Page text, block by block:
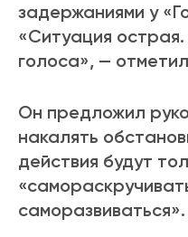
задержаниями у
«Ситуация
голоса», —
Он предложил
накалять
действия будут
саморазвиваться».